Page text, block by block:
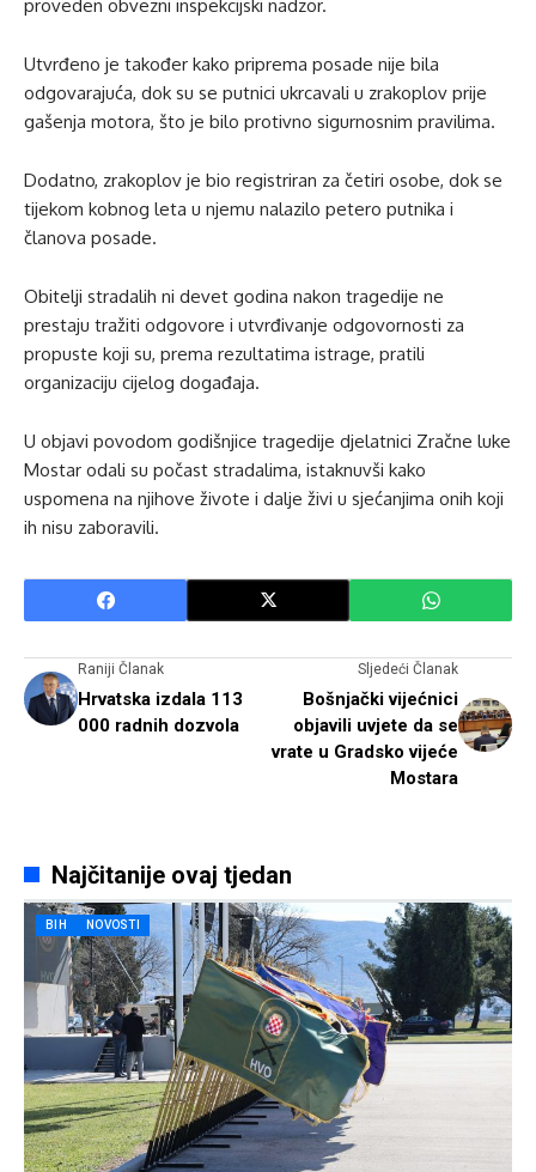
proveden obvezni inspekcijski nadzor.
Utvrđeno je također kako priprema posade nije bila
odgovarajuća, dok su se putnici ukrcavali u zrakoplov prije
gašenja motora, što je bilo protivno sigurnosnim pravilima.
Dodatno, zrakoplov je bio registriran za četiri osobe, dok se
tijekom kobnog leta u njemu nalazilo petero putnika i
članova posade.
Obitelji stradalih ni devet godina nakon tragedije ne
prestaju tražiti odgovore i utvrđivanje odgovornosti za
propuste koji su, prema rezultatima istrage, pratili
organizaciju cijelog događaja.
U objavi povodom godišnjice tragedije djelatnici Zračne luke
Mostar odali su počast stradalima, istaknuvši kako
uspomena na njihove živote i dalje živi u sjećanjima onih koji
ih nisu zaboravili.
Raniji Članak
Hrvatska izdala 113
000 radnih dozvola
Sljedeći Članak
Bošnjački vijećnici
objavili uvjete da se
vrate u Gradsko vijeće
Mostara
Najčitanije ovaj tjedan
BIH NOVOSTI